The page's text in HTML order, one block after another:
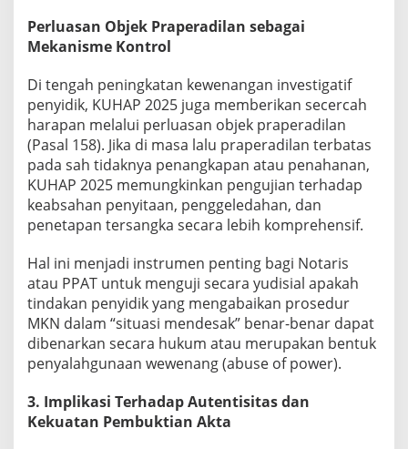
Perluasan Objek Praperadilan sebagai
Mekanisme Kontrol
Di tengah peningkatan kewenangan investigatif
penyidik, KUHAP 2025 juga memberikan secercah
harapan melalui perluasan objek praperadilan
(Pasal 158). Jika di masa lalu praperadilan terbatas
pada sah tidaknya penangkapan atau penahanan,
KUHAP 2025 memungkinkan pengujian terhadap
keabsahan penyitaan, penggeledahan, dan
penetapan tersangka secara lebih komprehensif.
Hal ini menjadi instrumen penting bagi Notaris
atau PPAT untuk menguji secara yudisial apakah
tindakan penyidik yang mengabaikan prosedur
MKN dalam “situasi mendesak” benar-benar dapat
dibenarkan secara hukum atau merupakan bentuk
penyalahgunaan wewenang (abuse of power).
3. Implikasi Terhadap Autentisitas dan
Kekuatan Pembuktian Akta